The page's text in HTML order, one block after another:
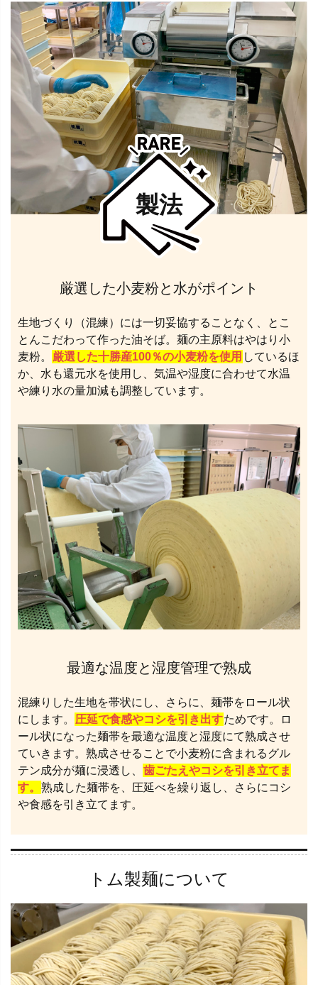
製法
厳選した小麦粉と水がポイント
生地づくり（混練）には一切妥協することなく、とこ
とんこだわって作った油そば。麺の主原料はやはり小
麦粉。
厳選した十勝産100％の小麦粉を使用 しているほ
か、水も還元水を使用し、気温や湿度に合わせて水温
や練り水の量加減も調整しています。
最適な温度と湿度管理で熟成
混練りした生地を帯状にし、さらに、麺帯をロール状
にします。 圧延で食感やコシを引き出すためです。ロ
ール状になった麺帯を最適な温度と湿度にて熟成させ
ていきます。熟成させることで小麦粉に含まれるグル
テン成分が麺に浸透し、 歯ごたえやコシを引き立てま
す。 熟成した麺帯を、圧延べを繰り返し、さらにコシ
や食感を引き立てます。
トム製麺について